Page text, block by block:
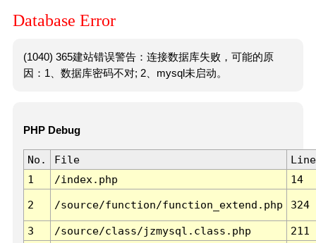
Database Error
(1040) 365建站错误警告：连接数据库失败，可能的原
因：1、数据库密码不对; 2、mysql未启动。
PHP Debug
No. File
Line
1
/index.php 14
2 /source/function/function_extend.php 324
3 /source/class/jzmysql.class.php
211